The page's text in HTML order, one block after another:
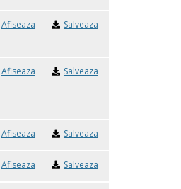
Afiseaza Salveaza
Afiseaza Salveaza
Afiseaza Salveaza
Afiseaza Salveaza